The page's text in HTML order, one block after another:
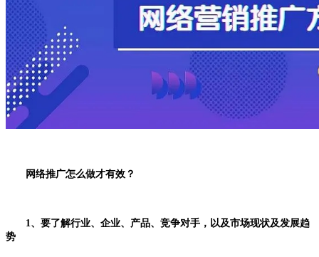
网络推广怎么做才有效？
1、要了解行业、企业、产品、竞争对手，以及市场现状及发展趋
势